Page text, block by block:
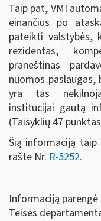
Taip pat, VMI
einančius po
pateikti valstybės,
rezidentas,
praneštinas
nuomos
yra tas
institucijai gautą
(Taisyklių 47
Šią informaciją taip
rašte Nr. R-5252.
Informaciją parengė
Teisės